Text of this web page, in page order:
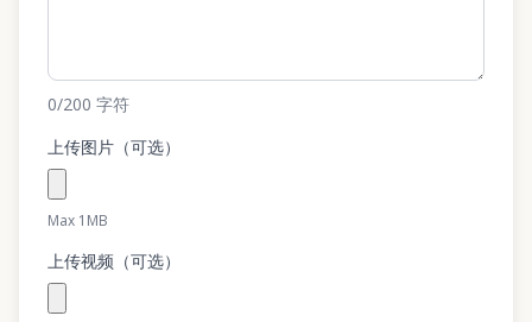
0/200 字符
上传图片（可选）
Max 1MB
上传视频（可选）